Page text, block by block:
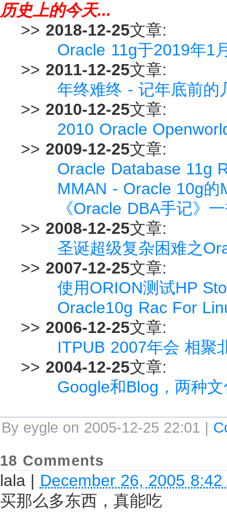
历史上的今天...
>> 2018-12-25文章:
Oracle 11g于2019年1
>> 2011-12-25文章:
年终难终 - 记年底前的
>> 2010-12-25文章:
2010 Oracle
>> 2009-12-25文章:
Oracle Database 11g
MMAN - Oracle 10g
《Oracle DBA手记》
>> 2008-12-25文章:
圣诞超级复杂困难之
>> 2007-12-25文章:
使用ORION测试HP
Oracle10g Rac For
>> 2006-12-25文章:
ITPUB 2007年会 相聚
>> 2004-12-25文章:
Google和Blog，两种
By eygle on 2005-12-25 22:01 |
18 Comments
lala | December 26, 2005 8:42
买那么多东西，真能吃